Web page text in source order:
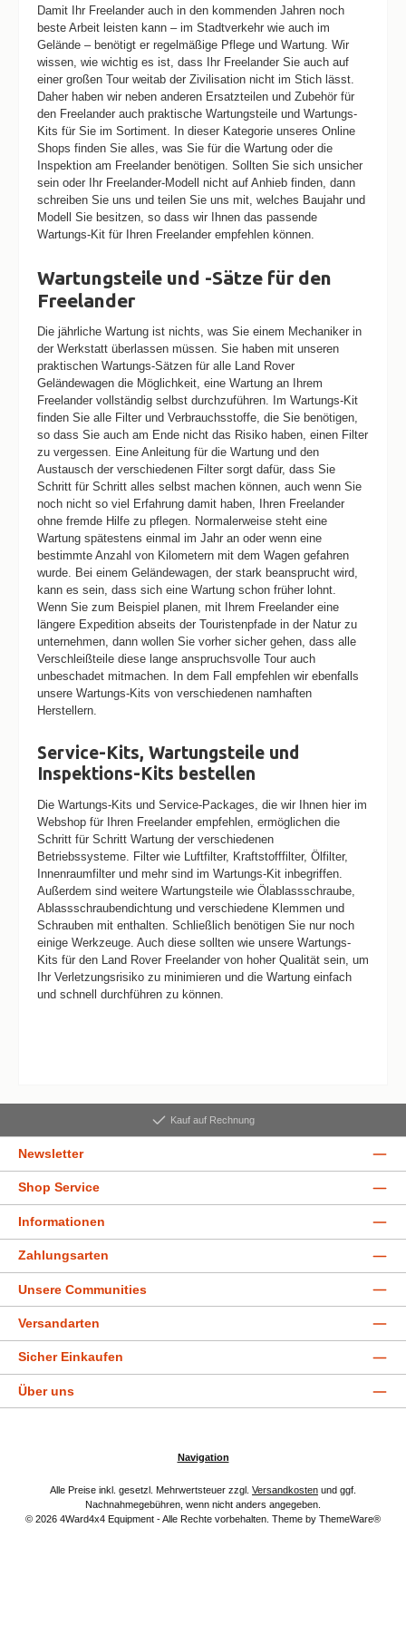
Damit Ihr Freelander auch in den kommenden Jahren noch
beste Arbeit leisten kann – im Stadtverkehr wie auch im
Gelände – benötigt er regelmäßige Pflege und Wartung. Wir
wissen, wie wichtig es ist, dass Ihr Freelander Sie auch auf
einer großen Tour weitab der Zivilisation nicht im Stich lässt.
Daher haben wir neben anderen Ersatzteilen und Zubehör für
den Freelander auch praktische Wartungsteile und Wartungs-
Kits für Sie im Sortiment. In dieser Kategorie unseres Online
Shops finden Sie alles, was Sie für die Wartung oder die
Inspektion am Freelander benötigen. Sollten Sie sich unsicher
sein oder Ihr Freelander-Modell nicht auf Anhieb finden, dann
schreiben Sie uns und teilen Sie uns mit, welches Baujahr und
Modell Sie besitzen, so dass wir Ihnen das passende
Wartungs-Kit für Ihren Freelander empfehlen können.
Wartungsteile und -Sätze für den
Freelander
Die jährliche Wartung ist nichts, was Sie einem Mechaniker in
der Werkstatt überlassen müssen. Sie haben mit unseren
praktischen Wartungs-Sätzen für alle Land Rover
Geländewagen die Möglichkeit, eine Wartung an Ihrem
Freelander vollständig selbst durchzuführen. Im Wartungs-Kit
finden Sie alle Filter und Verbrauchsstoffe, die Sie benötigen,
so dass Sie auch am Ende nicht das Risiko haben, einen Filter
zu vergessen. Eine Anleitung für die Wartung und den
Austausch der verschiedenen Filter sorgt dafür, dass Sie
Schritt für Schritt alles selbst machen können, auch wenn Sie
noch nicht so viel Erfahrung damit haben, Ihren Freelander
ohne fremde Hilfe zu pflegen. Normalerweise steht eine
Wartung spätestens einmal im Jahr an oder wenn eine
bestimmte Anzahl von Kilometern mit dem Wagen gefahren
wurde. Bei einem Geländewagen, der stark beansprucht wird,
kann es sein, dass sich eine Wartung schon früher lohnt.
Wenn Sie zum Beispiel planen, mit Ihrem Freelander eine
längere Expedition abseits der Touristenpfade in der Natur zu
unternehmen, dann wollen Sie vorher sicher gehen, dass alle
Verschleißteile diese lange anspruchsvolle Tour auch
unbeschadet mitmachen. In dem Fall empfehlen wir ebenfalls
unsere Wartungs-Kits von verschiedenen namhaften
Herstellern.
Service-Kits, Wartungsteile und
Inspektions-Kits bestellen
Die Wartungs-Kits und Service-Packages, die wir Ihnen hier im
Webshop für Ihren Freelander empfehlen, ermöglichen die
Schritt für Schritt Wartung der verschiedenen
Betriebssysteme. Filter wie Luftfilter, Kraftstofffilter, Ölfilter,
Innenraumfilter und mehr sind im Wartungs-Kit inbegriffen.
Außerdem sind weitere Wartungsteile wie Ölablassschraube,
Ablassschraubendichtung und verschiedene Klemmen und
Schrauben mit enthalten. Schließlich benötigen Sie nur noch
einige Werkzeuge. Auch diese sollten wie unsere Wartungs-
Kits für den Land Rover Freelander von hoher Qualität sein, um
Ihr Verletzungsrisiko zu minimieren und die Wartung einfach
und schnell durchführen zu können.
Kauf auf Rechnung
Newsletter
Shop Service
Informationen
Zahlungsarten
Unsere Communities
Versandarten
Sicher Einkaufen
Über uns
Navigation
Alle Preise inkl. gesetzl. Mehrwertsteuer zzgl. Versandkosten und ggf.
Nachnahmegebühren, wenn nicht anders angegeben.
© 2026 4Ward4x4 Equipment - Alle Rechte vorbehalten. Theme by ThemeWare®